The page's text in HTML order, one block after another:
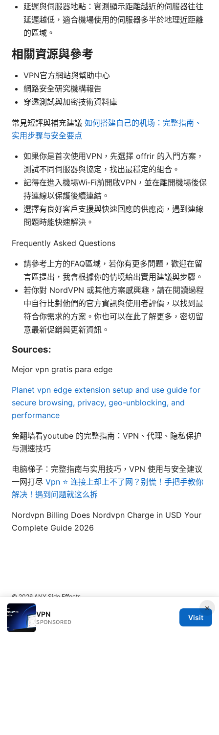
延遲與伺服器地點：實測顯示距離越近的伺服器往往
延遲越低，適合機場使用的伺服器多半於地理近距離
的區域。
相關資源與參考
VPN官方網站與幫助中心
網路安全研究機構報告
穿透測試與加密技術資料庫
常見短評與補充建議 如何搭建自己的机场：完整指南、
实用步骤与安全要点
如果你是首次使用VPN，先選擇 offrir 的入門方案，
測試不同伺服器與協定，找出最穩定的組合。
記得在進入機場Wi‑Fi前開啟VPN，並在離開機場後保
持連線以保護後續連結。
選擇有良好客戶支援與快速回應的供應商，遇到連線
問題時能快速解決。
Frequently Asked Questions
請參考上方的FAQ區域，若你有更多問題，歡迎在留
言區提出，我會根據你的情境給出實用建議與步驟。
若你對 NordVPN 或其他方案感興趣，請在閱讀過程
中自行比對他們的官方資訊與使用者評價，以找到最
符合你需求的方案。你也可以在此了解更多，密切留
意最新促銷與更新資訊。
Sources:
Mejor vpn gratis para edge
Planet vpn edge extension setup and use guide for
secure browsing, privacy, geo-unblocking, and
performance
免翻墙看youtube 的完整指南：VPN、代理、隐私保护
与测速技巧
电脑梯子：完整指南与实用技巧，VPN 使用与安全建议
一网打尽 Vpn ⭐ 连接上却上不了网？别慌！手把手教你
解决！遇到问题就这么拆
Nordvpn Billing Does Nordvpn Charge in USD Your
Complete Guide 2026
×
VPN
SPONSORED
Visit
© 2026 ANY Side Effects